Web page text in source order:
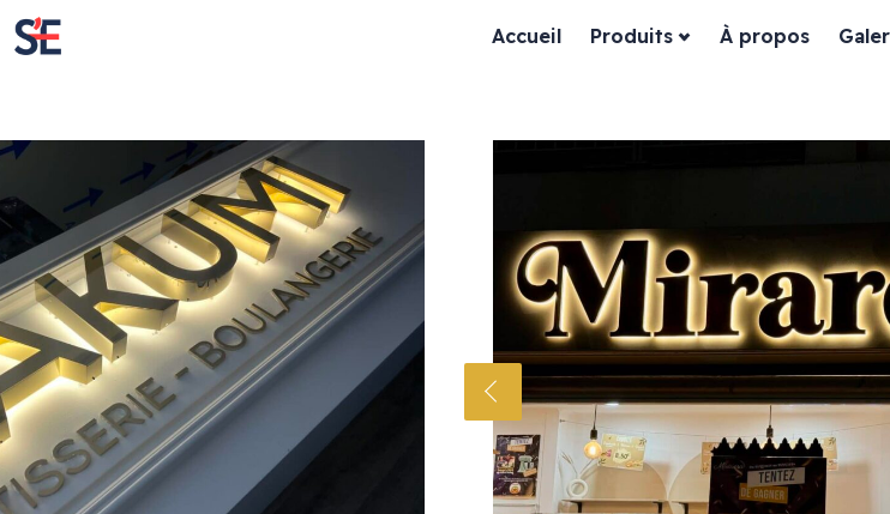
Accueil Produits
Enseignes lumineuses
Enseignes rétro-éclairées
Enseignes lettres bloc LED
Textes évidés
Enseignes classiques
Lettres découpées
Devanture
À propos